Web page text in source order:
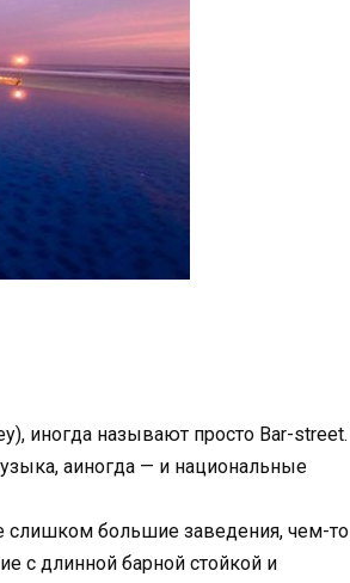
иногда называют просто Bar-street.
аиногда — и национальные
слишком большие заведения, чем-то
с длинной барной стойкой и